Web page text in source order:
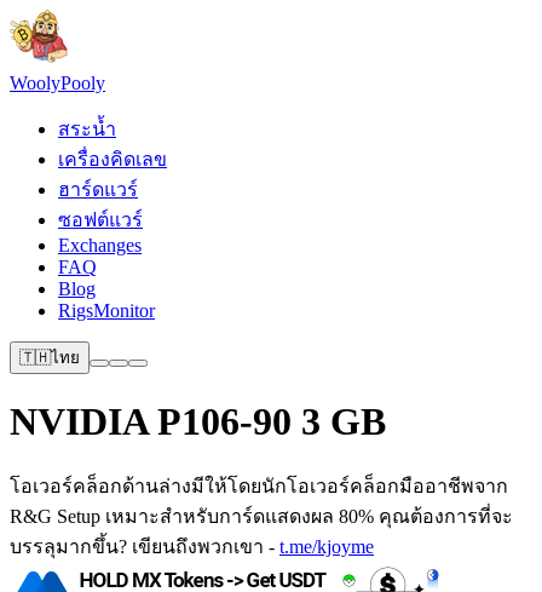
WoolyPooly
สระน้ำ
เครื่องคิดเลข
ฮาร์ดแวร์
ซอฟต์แวร์
Exchanges
FAQ
Blog
RigsMonitor
🇹🇭ไทย
NVIDIA P106-90 3 GB
โอเวอร์คล็อกด้านล่างมีให้โดยนักโอเวอร์คล็อกมืออาชีพจาก
R&G Setup เหมาะสำหรับการ์ดแสดงผล 80% คุณต้องการที่จะ
บรรลุมากขึ้น? เขียนถึงพวกเขา - t.me/kjoyme